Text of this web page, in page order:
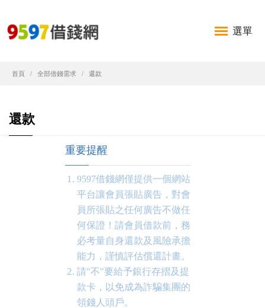
選單
首頁 全部借錢需求 還款
還款
重要提醒
9597借錢網僅提供一個網站
平台讓會員張貼廣告，對會
員所張貼之任何廣告不做任
何保證！請會員借款前，務
必考量自身還款及風險承擔
能力，謹慎評估償還計畫。
請"不"要給予銀行存摺及提
款卡，以免成為詐騙集團的
領錢人頭戶。